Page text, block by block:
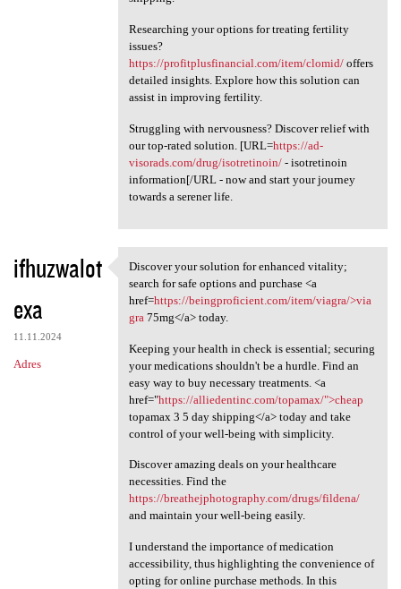
Researching your options for treating fertility
issues?
https://profitplusfinancial.com/item/clomid/offers
detailed insights. Explore how this solution can
assist in improving fertility.
Struggling with nervousness? Discover relief with
our top-rated solution. [URL=https://ad-
visorads.com/drug/isotretinoin/- isotretinoin
information[/URL - now and start your journey
towards a serener life.
ifhuzwalot
exa
11.11.2024
Adres
Discover your solution for
Discover your solution for enhanced vitality;
search for safe options and purchase <a
href=https://beingproficient.com/item/viagra/>via
gra75mg</a> today.
Keeping your health in check is essential; securing
your medications shouldn't be a hurdle. Find an
easy way to buy necessary treatments. <a
href="https://alliedentinc.com/topamax/">cheap
topamax 3 5 day shipping</a> today and take
control of your well-being with simplicity.
Discover amazing deals on your healthcare
necessities. Find the
https://breathejphotography.com/drugs/fildena/
and maintain your well-being easily.
I understand the importance of medication
accessibility, thus highlighting the convenience of
opting for online purchase methods. In this